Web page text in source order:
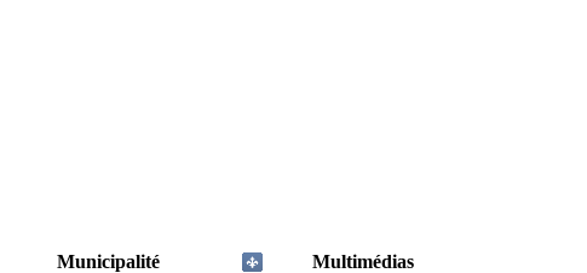
Municipalité
Multimédias